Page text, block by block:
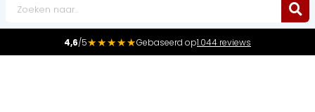
4,6/5★★★★★Gebaseerd op1.044 reviews